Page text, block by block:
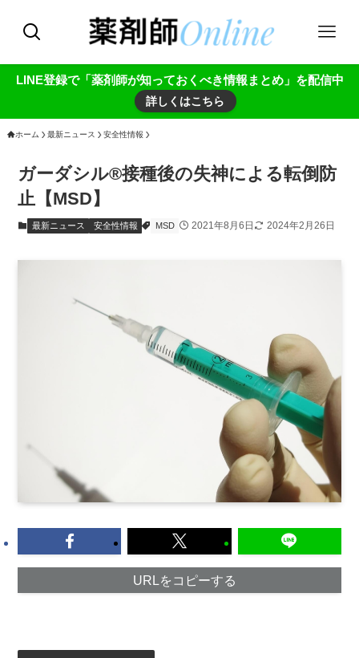
LINE登録で「薬剤師が知っておくべき情報まとめ」を配信中
詳しくはこちら
ホーム 最新ニュース 安全性情報
ガーダシル®接種後の失神による転倒防
止【MSD】
最新ニュース 安全性情報 MSD 2021年8月6日 2024年2月26日
URLをコピーする